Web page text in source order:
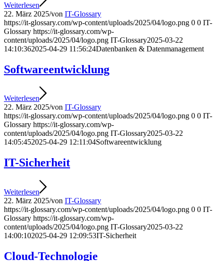
Weiterlesen
22. März 2025/von IT-Glossary
https://it-glossary.com/wp-content/uploads/2025/04/logo.png 0 0 IT-
Glossary https://it-glossary.com/wp-
content/uploads/2025/04/logo.png IT-Glossary2025-03-22
14:10:362025-04-29 11:56:24Datenbanken & Datenmanagement
Softwareentwicklung
Weiterlesen
22. März 2025/von IT-Glossary
https://it-glossary.com/wp-content/uploads/2025/04/logo.png 0 0 IT-
Glossary https://it-glossary.com/wp-
content/uploads/2025/04/logo.png IT-Glossary2025-03-22
14:05:452025-04-29 12:11:04Softwareentwicklung
IT-Sicherheit
Weiterlesen
22. März 2025/von IT-Glossary
https://it-glossary.com/wp-content/uploads/2025/04/logo.png 0 0 IT-
Glossary https://it-glossary.com/wp-
content/uploads/2025/04/logo.png IT-Glossary2025-03-22
14:00:102025-04-29 12:09:53IT-Sicherheit
Cloud-Technologie